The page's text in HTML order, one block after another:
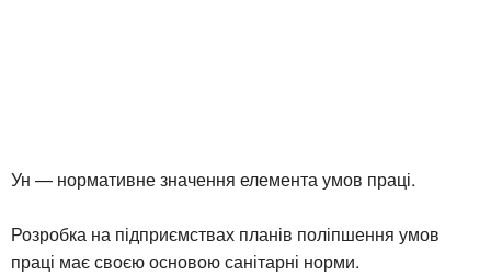
Ун — нормативне значення елемента умов праці.
Розробка на підприємствах планів поліпшення умов
праці має своєю основою санітарні норми.